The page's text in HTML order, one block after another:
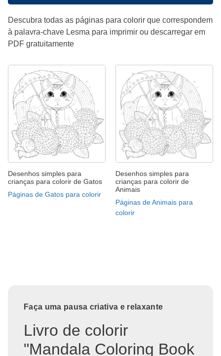
Descubra todas as páginas para colorir que correspondem
à palavra-chave Lesma para imprimir ou descarregar em
PDF gratuitamente
Desenhos simples para
crianças para colorir de Gatos
Páginas de Gatos para colorir
Desenhos simples para
crianças para colorir de
Animais
Páginas de Animais para
colorir
Faça uma pausa criativa e relaxante
Livro de colorir
"Mandala Coloring Book